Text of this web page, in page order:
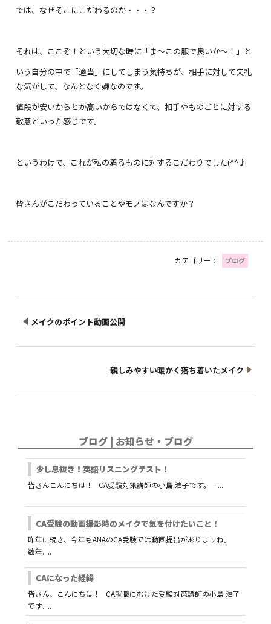
では、なぜそこにこだわるのか・・・？
それは、ここぞ！という大切な時に「ま～この服で良いか～！」と
いう自分の中で「適当」にしてしまう気持ちが、相手に対して失礼
な気がして、なんとなく嫌なのです。
値段が安いからとか高いからではなくて、相手やものごとに対する
敬意といった感じです。
というわけで、これが私の着るものに対するこだわりでした(^^♪
皆さんがこだわっていることやモノはなんですか？
カテゴリー： ブログ
メイクのポイント動画公開
親しみやすい暖かく落ち着いたメイク
ブログ | お知らせ・ブログ
少し息抜き！英語リスニングテスト！
皆さんこんにちは！ CA受験対策講師の小島 浩子です。 .....
CA受験の動画撮影時のメイクで気を付けたいこと！
昨年に続き、今年もANAのCA受験では動画提出がありますね。
数年.....
CAになった経緯
皆さん、こんにちは！ CA就職にむけた受験対策講師の小島 浩子
です.....